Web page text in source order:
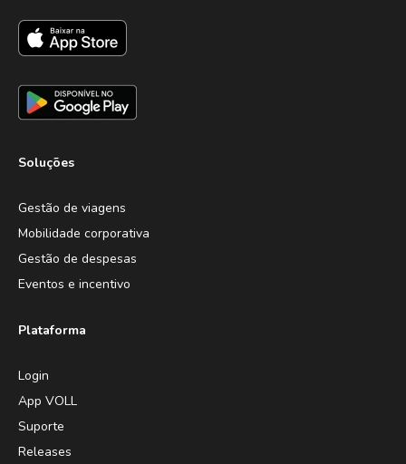
Soluções
Gestão de viagens
Mobilidade corporativa
Gestão de despesas
Eventos e incentivo
Plataforma
Login
App VOLL
Suporte
Releases